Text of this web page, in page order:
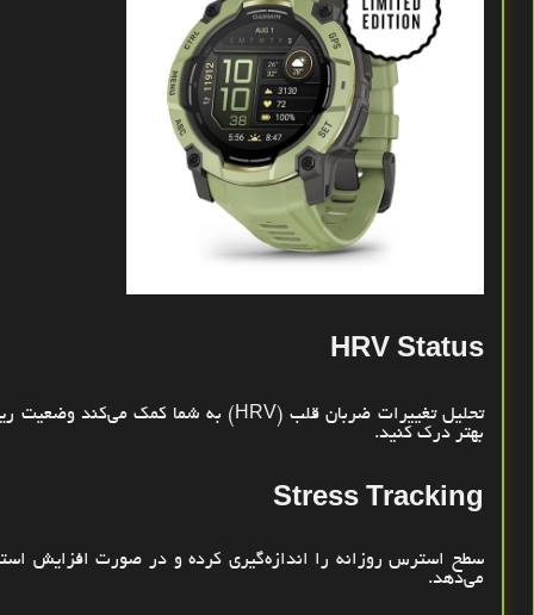
HRV Status
تحلیل تغییرات ضربان قلب(HRV) به شما کمک می‌کند وضعیت
بهتر درک کنید.
Stress Tracking
سطح استرس روزانه را اندازه‌گیری کرده و در صورت افزایش
می‌دهد.